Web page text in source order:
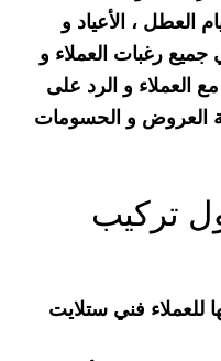
العطل ، الأعياد و
جميع رغبات العملاء و
24 ساعة مع العملاء و الرد على
العروض و الحسومات
تركيب
للعملاء فني ستلايت